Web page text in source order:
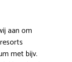
aan om
met bijv.